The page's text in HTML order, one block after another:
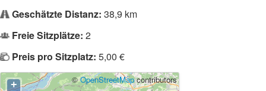
Geschätzte Distanz: 38,9 km
Freie Sitzplätze: 2
Preis pro Sitzplatz: 5,00 €
+
©OpenStreetMapcontributors